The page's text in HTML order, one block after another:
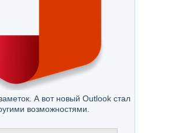
А вот новый Outlook стал
возможностями.